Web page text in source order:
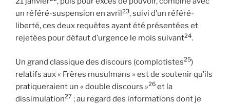
un référé-suspension en avril23, suivi d’un référé-
liberté, ces deux requêtes ayant été présentées et
rejetées pour défaut d’urgence le mois suivant24.
Un grand classique des discours (complotistes25)
relatifs aux « Frères musulmans » est de soutenir qu’ils
pratiqueraient un « double discours »26 et la
dissimulation27 ; au regard des informations dont je